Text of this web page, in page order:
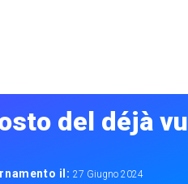
del déjà vu
il:27 Giugno 2024